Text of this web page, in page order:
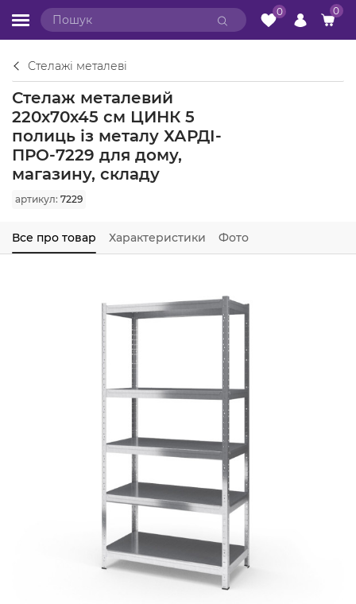
0 0
Стелажі металеві
Стелаж металевий
220х70х45 см ЦИНК 5
полиць із металу ХАРДІ-
ПРО-7229 для дому,
магазину, складу
артикул: 7229
Все про товар Характеристики Фото